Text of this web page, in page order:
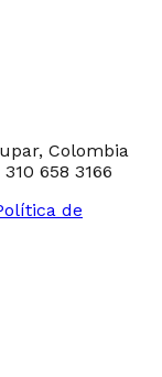
Colombia
658 3166
de